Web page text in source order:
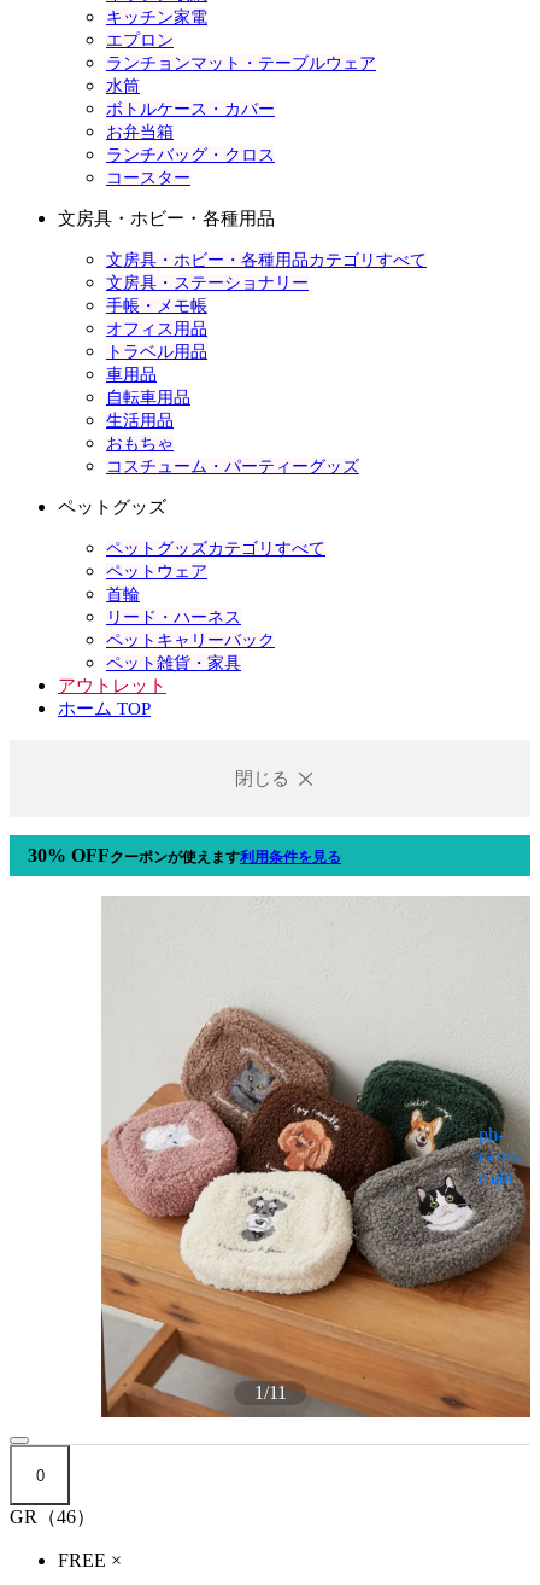
キッチン家電
エプロン
ランチョンマット・テーブルウェア
水筒
ボトルケース・カバー
お弁当箱
ランチバッグ・クロス
コースター
文房具・ホビー・各種用品
文房具・ホビー・各種用品カテゴリすべて
文房具・ステーショナリー
手帳・メモ帳
オフィス用品
トラベル用品
車用品
自転車用品
生活用品
おもちゃ
コスチューム・パーティーグッズ
ペットグッズ
ペットグッズカテゴリすべて
ペットウェア
首輪
リード・ハーネス
ペットキャリーバック
ペット雑貨・家具
アウトレット
ホーム TOP
閉じる
30% OFFクーポンが使えます利用条件を見る
1/11
0
GR（46）
FREE ×